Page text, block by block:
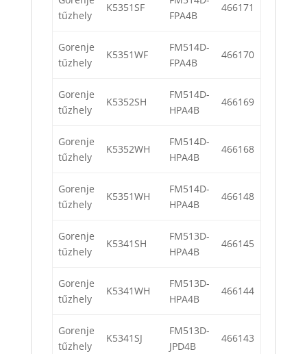
tűzhely
K5351SF
FPA4B
466171
Gorenje
tűzhely
K5351WF
FM514D-
FPA4B
466170
Gorenje
tűzhely
K5352SH
FM514D-
HPA4B
466169
Gorenje
tűzhely
K5352WH
FM514D-
HPA4B
466168
Gorenje
tűzhely
K5351WH
FM514D-
HPA4B
466148
Gorenje
tűzhely
K5341SH
FM513D-
HPA4B
466145
Gorenje
tűzhely
K5341WH
FM513D-
HPA4B
466144
Gorenje
tűzhely
K5341SJ
FM513D-
JPD4B
466143